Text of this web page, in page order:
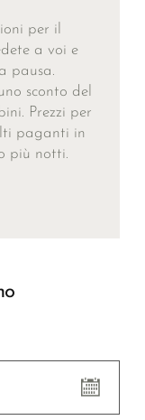
per il
a voi e
pausa.
sconto del
Prezzi per
paganti in
più notti.